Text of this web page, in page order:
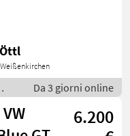
Da 3 giorni online
6.200